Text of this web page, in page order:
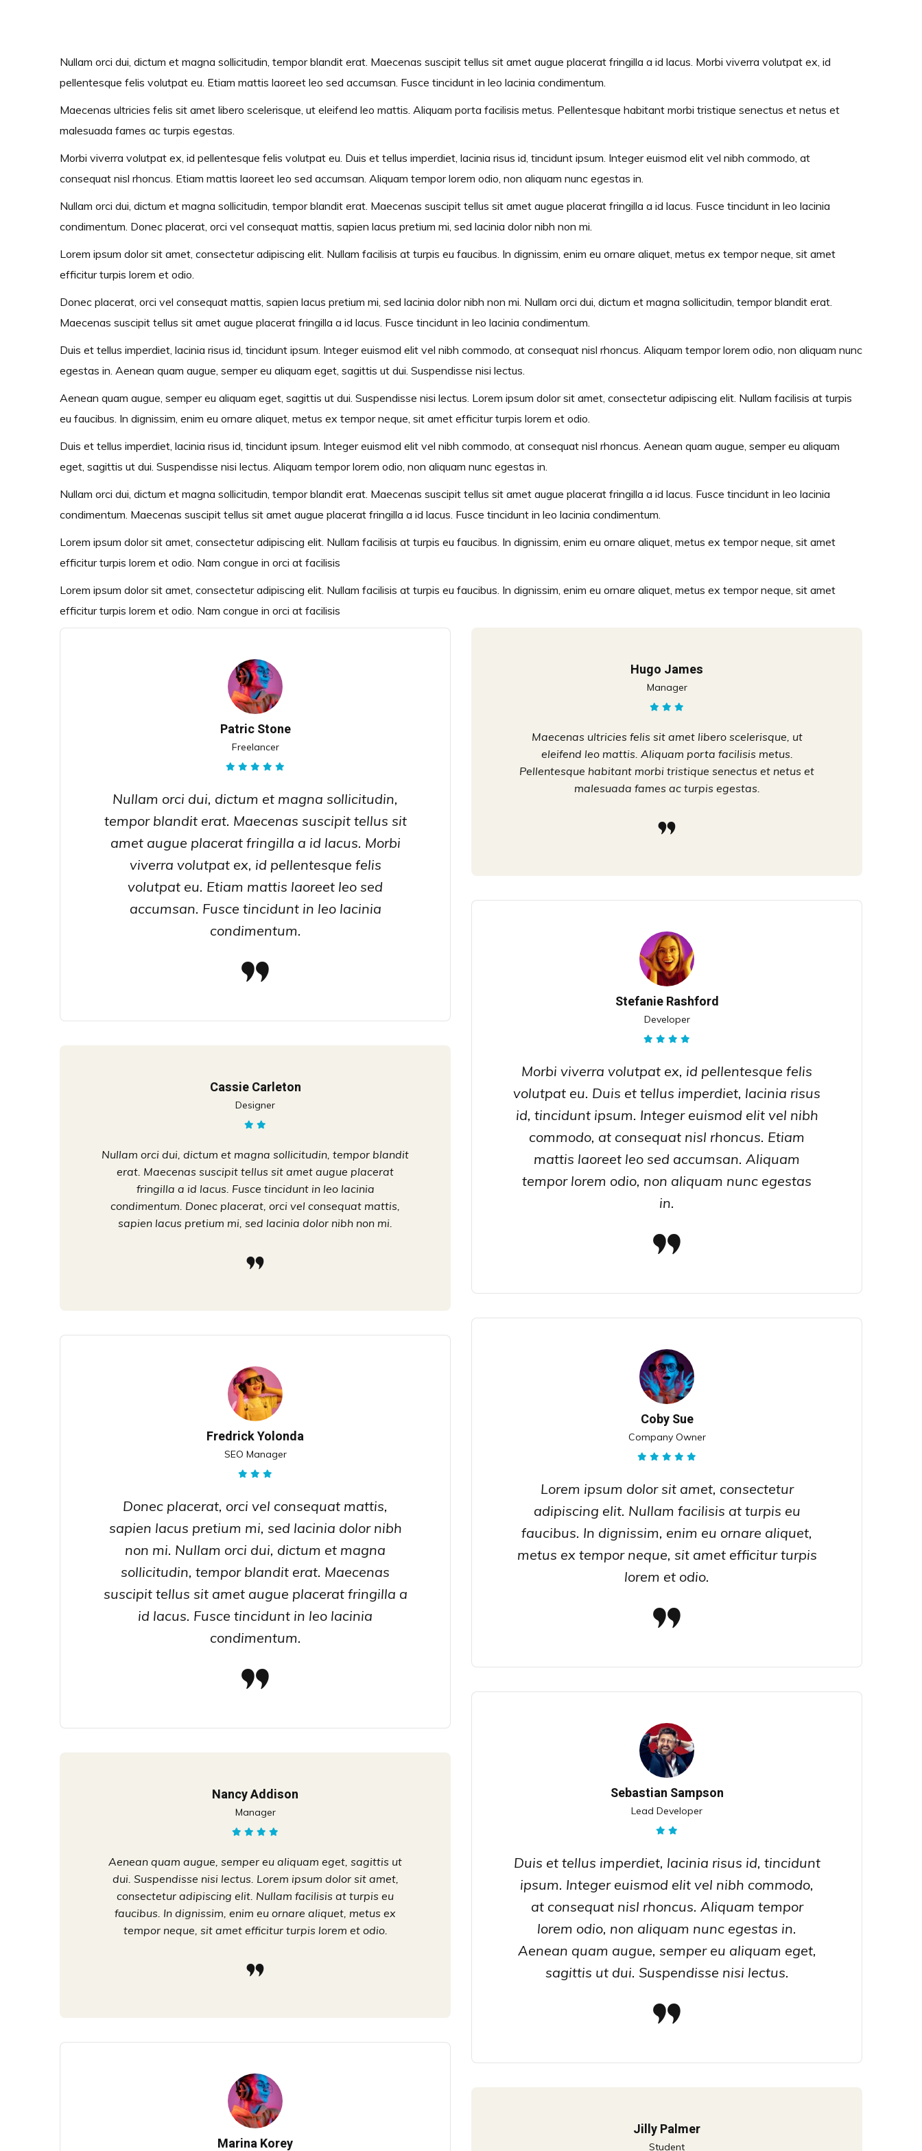
Nullam orci dui, dictum et magna sollicitudin, tempor blandit erat. Maecenas suscipit tellus sit amet augue placerat fringilla a id lacus. Morbi viverra volutpat ex, id
pellentesque felis volutpat eu. Etiam mattis laoreet leo sed accumsan. Fusce tincidunt in leo lacinia condimentum.
Maecenas ultricies felis sit amet libero scelerisque, ut eleifend leo mattis. Aliquam porta facilisis metus. Pellentesque habitant morbi tristique senectus et netus et
malesuada fames ac turpis egestas.
Morbi viverra volutpat ex, id pellentesque felis volutpat eu. Duis et tellus imperdiet, lacinia risus id, tincidunt ipsum. Integer euismod elit vel nibh commodo, at
consequat nisl rhoncus. Etiam mattis laoreet leo sed accumsan. Aliquam tempor lorem odio, non aliquam nunc egestas in.
Nullam orci dui, dictum et magna sollicitudin, tempor blandit erat. Maecenas suscipit tellus sit amet augue placerat fringilla a id lacus. Fusce tincidunt in leo lacinia
condimentum. Donec placerat, orci vel consequat mattis, sapien lacus pretium mi, sed lacinia dolor nibh non mi.
Lorem ipsum dolor sit amet, consectetur adipiscing elit. Nullam facilisis at turpis eu faucibus. In dignissim, enim eu ornare aliquet, metus ex tempor neque, sit amet
efficitur turpis lorem et odio.
Donec placerat, orci vel consequat mattis, sapien lacus pretium mi, sed lacinia dolor nibh non mi. Nullam orci dui, dictum et magna sollicitudin, tempor blandit erat.
Maecenas suscipit tellus sit amet augue placerat fringilla a id lacus. Fusce tincidunt in leo lacinia condimentum.
Duis et tellus imperdiet, lacinia risus id, tincidunt ipsum. Integer euismod elit vel nibh commodo, at consequat nisl rhoncus. Aliquam tempor lorem odio, non aliquam nunc
egestas in. Aenean quam augue, semper eu aliquam eget, sagittis ut dui. Suspendisse nisi lectus.
Aenean quam augue, semper eu aliquam eget, sagittis ut dui. Suspendisse nisi lectus. Lorem ipsum dolor sit amet, consectetur adipiscing elit. Nullam facilisis at turpis
eu faucibus. In dignissim, enim eu ornare aliquet, metus ex tempor neque, sit amet efficitur turpis lorem et odio.
Duis et tellus imperdiet, lacinia risus id, tincidunt ipsum. Integer euismod elit vel nibh commodo, at consequat nisl rhoncus. Aenean quam augue, semper eu aliquam
eget, sagittis ut dui. Suspendisse nisi lectus. Aliquam tempor lorem odio, non aliquam nunc egestas in.
Nullam orci dui, dictum et magna sollicitudin, tempor blandit erat. Maecenas suscipit tellus sit amet augue placerat fringilla a id lacus. Fusce tincidunt in leo lacinia
condimentum. Maecenas suscipit tellus sit amet augue placerat fringilla a id lacus. Fusce tincidunt in leo lacinia condimentum.
Lorem ipsum dolor sit amet, consectetur adipiscing elit. Nullam facilisis at turpis eu faucibus. In dignissim, enim eu ornare aliquet, metus ex tempor neque, sit amet
efficitur turpis lorem et odio. Nam congue in orci at facilisis
Lorem ipsum dolor sit amet, consectetur adipiscing elit. Nullam facilisis at turpis eu faucibus. In dignissim, enim eu ornare aliquet, metus ex tempor neque, sit amet
efficitur turpis lorem et odio. Nam congue in orci at facilisis
Patric Stone
Freelancer
Nullam orci dui, dictum et magna sollicitudin,
tempor blandit erat. Maecenas suscipit tellus sit
amet augue placerat fringilla a id lacus. Morbi
viverra volutpat ex, id pellentesque felis
volutpat eu. Etiam mattis laoreet leo sed
accumsan. Fusce tincidunt in leo lacinia
condimentum.
Hugo James
Manager
Maecenas ultricies felis sit amet libero scelerisque, ut
eleifend leo mattis. Aliquam porta facilisis metus.
Pellentesque habitant morbi tristique senectus et netus et
malesuada fames ac turpis egestas.
Stefanie Rashford
Developer
Morbi viverra volutpat ex, id pellentesque felis
volutpat eu. Duis et tellus imperdiet, lacinia risus
id, tincidunt ipsum. Integer euismod elit vel nibh
commodo, at consequat nisl rhoncus. Etiam
mattis laoreet leo sed accumsan. Aliquam
tempor lorem odio, non aliquam nunc egestas
in.
Cassie Carleton
Designer
Nullam orci dui, dictum et magna sollicitudin, tempor blandit
erat. Maecenas suscipit tellus sit amet augue placerat
fringilla a id lacus. Fusce tincidunt in leo lacinia
condimentum. Donec placerat, orci vel consequat mattis,
sapien lacus pretium mi, sed lacinia dolor nibh non mi.
Coby Sue
Company Owner
Lorem ipsum dolor sit amet, consectetur
adipiscing elit. Nullam facilisis at turpis eu
faucibus. In dignissim, enim eu ornare aliquet,
metus ex tempor neque, sit amet efficitur turpis
lorem et odio.
Fredrick Yolonda
SEO Manager
Donec placerat, orci vel consequat mattis,
sapien lacus pretium mi, sed lacinia dolor nibh
non mi. Nullam orci dui, dictum et magna
sollicitudin, tempor blandit erat. Maecenas
suscipit tellus sit amet augue placerat fringilla a
id lacus. Fusce tincidunt in leo lacinia
condimentum.
Sebastian Sampson
Lead Developer
Duis et tellus imperdiet, lacinia risus id, tincidunt
ipsum. Integer euismod elit vel nibh commodo,
at consequat nisl rhoncus. Aliquam tempor
lorem odio, non aliquam nunc egestas in.
Aenean quam augue, semper eu aliquam eget,
sagittis ut dui. Suspendisse nisi lectus.
Nancy Addison
Manager
Aenean quam augue, semper eu aliquam eget, sagittis ut
dui. Suspendisse nisi lectus. Lorem ipsum dolor sit amet,
consectetur adipiscing elit. Nullam facilisis at turpis eu
faucibus. In dignissim, enim eu ornare aliquet, metus ex
tempor neque, sit amet efficitur turpis lorem et odio.
Marina Korey
Jilly Palmer
Student